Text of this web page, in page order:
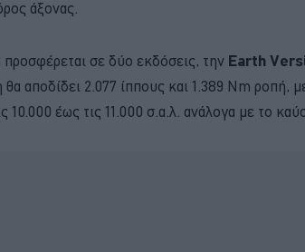
άξονας.
προσφέρεται σε δύο εκδόσεις, την Earth
θα αποδίδει 2.077 ίππους και 1.389 Nm ροπή,
10.000 έως τις 11.000 σ.α.λ. ανάλογα με το